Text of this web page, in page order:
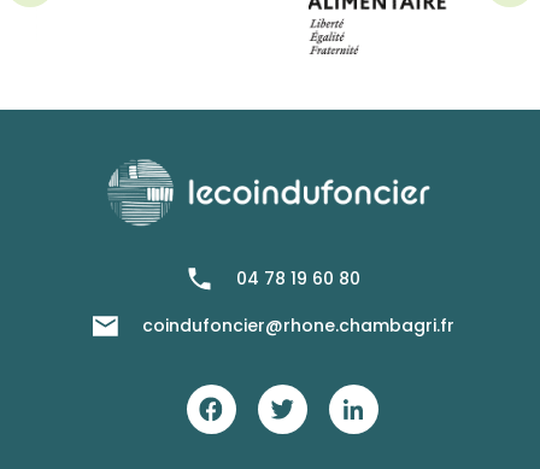
04 78 19 60 80
coindufoncier@rhone.chambagri.fr